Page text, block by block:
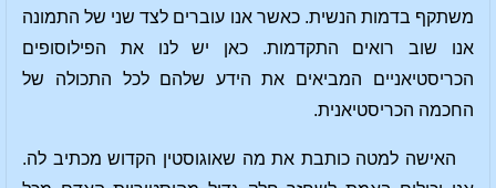
משתקף בדמות הנשית. כאשר אנו עוברים לצד שני של התמונה
אנו שוב רואים התקדמות. כאן יש לנו את הפילוסופים
הכריסטיאניים המביאים את הידע שלהם לכל התכולה של
החכמה הכריסטיאנית.
האישה למטה כותבת את מה שאוגוסטין הקדוש מכתיב לה.